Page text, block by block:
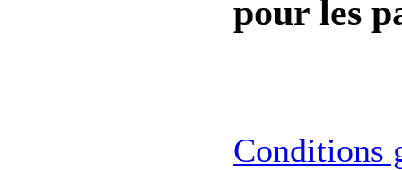
pour les
Conditions